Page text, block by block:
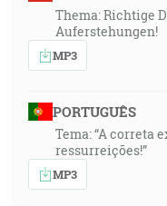
Thema: Richtige
Auferstehungen!
MP3
PORTUGUÊS
Tema: “A correta
ressurreições!”
MP3